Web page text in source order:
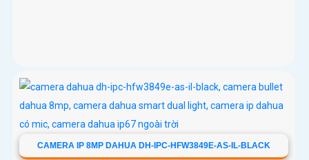
CAMERA IP 8MP DAHUA DH-IPC-HFW3849E-AS-IL-BLACK